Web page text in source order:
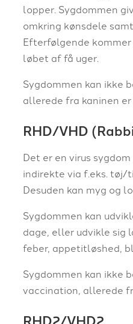
lopper. Sygdommen
omkring kønsdele
Efterfølgende
løbet af få uger.
Sygdommen kan ikke
allerede fra kaninen
​R​HD/VHD
Det er en virus
indirekte via f.eks.
Desuden kan myg og
Sygdommen kan
dage, eller udvikle sig
feber, appetitløshed,
Sygdommen kan ikke
vaccination, allerede
RHD2/VHD2​